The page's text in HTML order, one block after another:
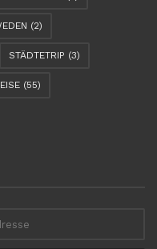
(2)
STÄDTETRIP (3)
(55)